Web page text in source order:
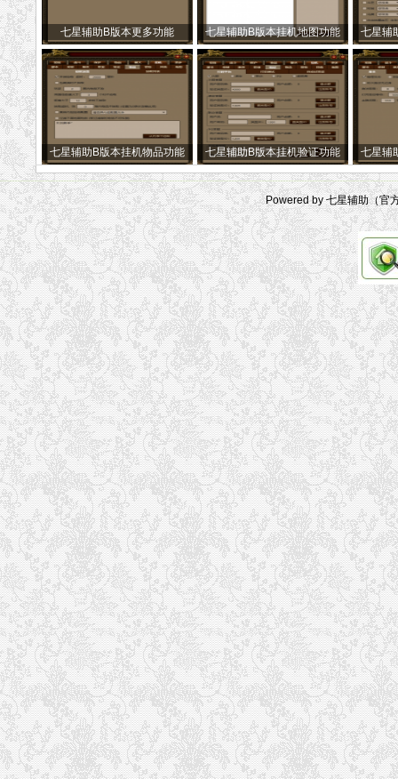
七星辅助B版本更多功能 七星辅助B版本挂机地图功能 七星辅
七星辅助B版本挂机物品功能 七星辅助B版本挂机验证功能 七星辅
Powered by 七星辅助（官